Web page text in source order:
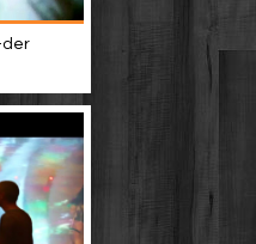
der